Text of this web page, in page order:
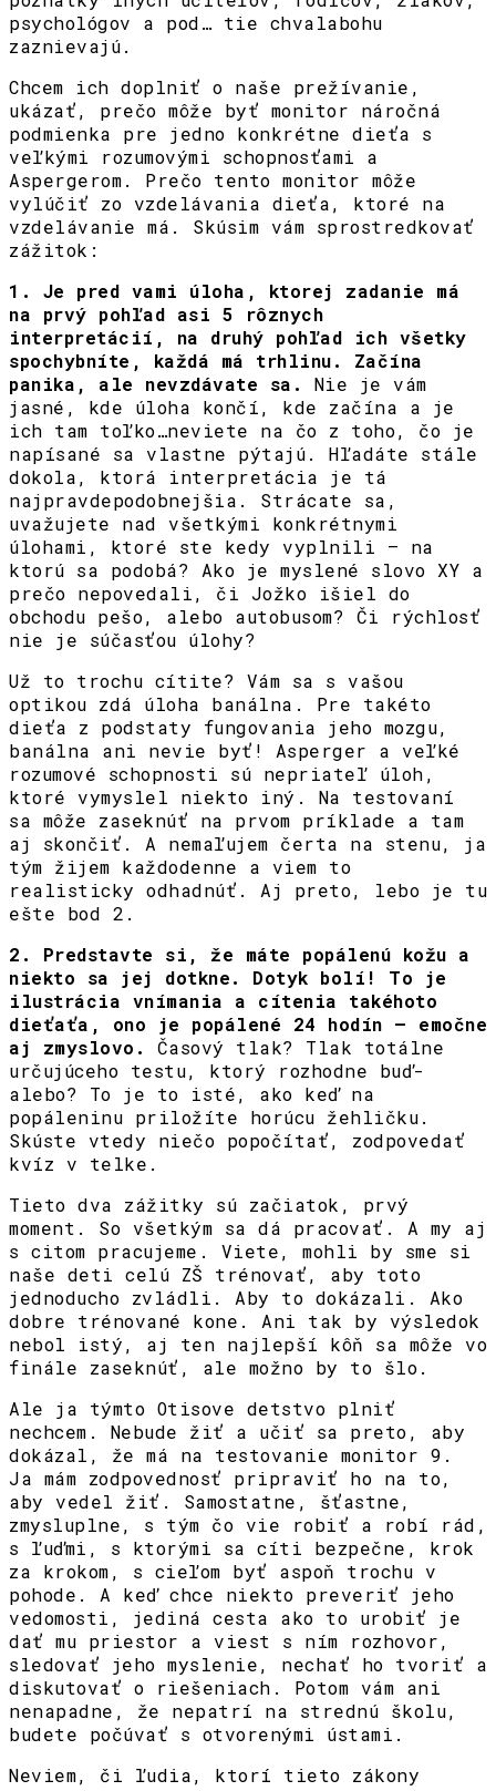
psychológov a pod… tie chvalabohu
zaznievajú.
Chcem ich doplniť o naše prežívanie,
ukázať, prečo môže byť monitor náročná
podmienka pre jedno konkrétne dieťa s
veľkými rozumovými schopnosťami a
Aspergerom. Prečo tento monitor môže
vylúčiť zo vzdelávania dieťa, ktoré na
vzdelávanie má. Skúsim vám sprostredkovať
zážitok:
1. Je pred vami úloha, ktorej zadanie má
na prvý pohľad asi 5 rôznych
interpretácií, na druhý pohľad ich všetky
spochybníte, každá má trhlinu. Začína
panika, ale nevzdávate sa. Nie je vám
jasné, kde úloha končí, kde začína a je
ich tam toľko…neviete na čo z toho, čo je
napísané sa vlastne pýtajú. Hľadáte stále
dokola, ktorá interpretácia je tá
najpravdepodobnejšia. Strácate sa,
uvažujete nad všetkými konkrétnymi
úlohami, ktoré ste kedy vyplnili – na
ktorú sa podobá? Ako je myslené slovo XY a
prečo nepovedali, či Jožko išiel do
obchodu pešo, alebo autobusom? Či rýchlosť
nie je súčasťou úlohy?
Už to trochu cítite? Vám sa s vašou
optikou zdá úloha banálna. Pre takéto
dieťa z podstaty fungovania jeho mozgu,
banálna ani nevie byť! Asperger a veľké
rozumové schopnosti sú nepriateľ úloh,
ktoré vymyslel niekto iný. Na testovaní
sa môže zaseknúť na prvom príklade a tam
aj skončiť. A nemaľujem čerta na stenu, ja
tým žijem každodenne a viem to
realisticky odhadnúť. Aj preto, lebo je tu
ešte bod 2.
2. Predstavte si, že máte popálenú kožu a
niekto sa jej dotkne. Dotyk bolí! To je
ilustrácia vnímania a cítenia takéhoto
dieťaťa, ono je popálené 24 hodín – emočne
aj zmyslovo. Časový tlak? Tlak totálne
určujúceho testu, ktorý rozhodne buď-
alebo? To je to isté, ako keď na
popáleninu priložíte horúcu žehličku.
Skúste vtedy niečo popočítať, zodpovedať
kvíz v telke.
Tieto dva zážitky sú začiatok, prvý
moment. So všetkým sa dá pracovať. A my aj
s citom pracujeme. Viete, mohli by sme si
naše deti celú ZŠ trénovať, aby toto
jednoducho zvládli. Aby to dokázali. Ako
dobre trénované kone. Ani tak by výsledok
nebol istý, aj ten najlepší kôň sa môže vo
finále zaseknúť, ale možno by to šlo.
Ale ja týmto Otisove detstvo plniť
nechcem. Nebude žiť a učiť sa preto, aby
dokázal, že má na testovanie monitor 9.
Ja mám zodpovednosť pripraviť ho na to,
aby vedel žiť. Samostatne, šťastne,
zmysluplne, s tým čo vie robiť a robí rád,
s ľuďmi, s ktorými sa cíti bezpečne, krok
za krokom, s cieľom byť aspoň trochu v
pohode. A keď chce niekto preveriť jeho
vedomosti, jediná cesta ako to urobiť je
dať mu priestor a viest s ním rozhovor,
sledovať jeho myslenie, nechať ho tvoriť a
diskutovať o riešeniach. Potom vám ani
nenapadne, že nepatrí na strednú školu,
budete počúvať s otvorenými ústami.
Neviem, či ľudia, ktorí tieto zákony